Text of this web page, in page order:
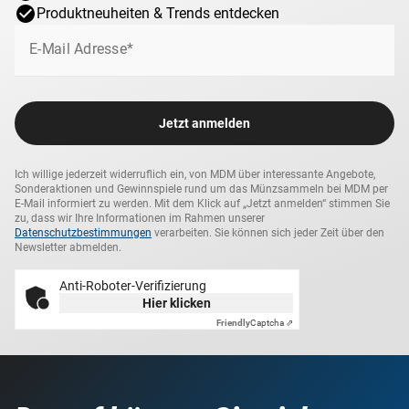
Produktneuheiten & Trends entdecken
E-Mail Adresse*
Jetzt anmelden
Ich willige jederzeit widerruflich ein, von MDM über interessante Angebote,
Sonderaktionen und Gewinnspiele rund um das Münzsammeln bei MDM per
E-Mail informiert zu werden. Mit dem Klick auf „Jetzt anmelden“ stimmen Sie
zu, dass wir Ihre Informationen im Rahmen unserer
Datenschutzbestimmungen verarbeiten. Sie können sich jeder Zeit über den
Newsletter abmelden.
Anti-Roboter-Verifizierung
Hier klicken
FriendlyCaptcha ⇗